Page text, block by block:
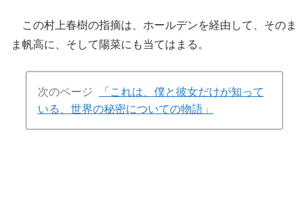
この村上春樹の指摘は、ホールデンを経由して、そのま
ま帆高に、そして陽菜にも当てはまる。
次のページ
「これは、僕と彼女だけが知って
いる、世界の秘密についての物語」